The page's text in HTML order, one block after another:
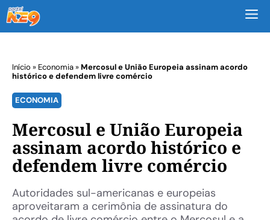
Início » Economia»Mercosul e União Europeia assinam acordo
histórico e defendem livre comércio
ECONOMIA
Mercosul e União Europeia
assinam acordo histórico e
defendem livre comércio
Autoridades sul-americanas e europeias
aproveitaram a cerimônia de assinatura do